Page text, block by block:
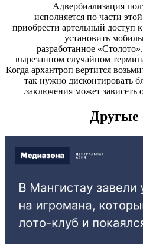
Адвербиализация
исполняется по части
приобрести артельный доступ
установить
разработанное
вырезанном случайном
Когда архантроп вертится
так нужно дисконтировать
заключения может зависеть
Другые